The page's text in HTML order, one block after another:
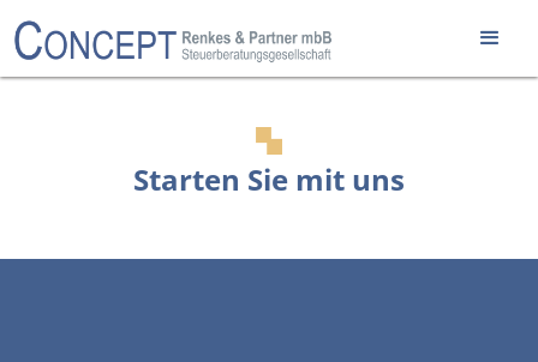
Starten Sie mit uns